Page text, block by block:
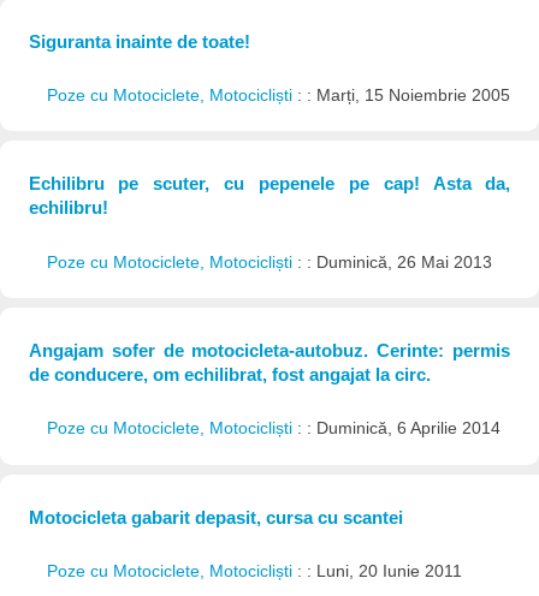
Siguranta inainte de toate!
Poze cu Motociclete, Motocicliști : : Marți, 15 Noiembrie 2005
Echilibru pe scuter, cu pepenele pe cap! Asta da,
echilibru!
Poze cu Motociclete, Motocicliști : : Duminică, 26 Mai 2013
Angajam sofer de motocicleta-autobuz. Cerinte: permis
de conducere, om echilibrat, fost angajat la circ.
Poze cu Motociclete, Motocicliști : : Duminică, 6 Aprilie 2014
Motocicleta gabarit depasit, cursa cu scantei
Poze cu Motociclete, Motocicliști : : Luni, 20 Iunie 2011